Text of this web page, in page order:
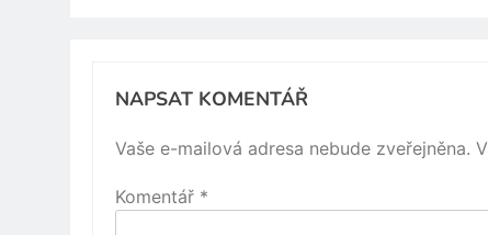
NAPSAT KOMENTÁŘ
Vaše e-mailová adresa nebude zveřejněna.
Komentář *